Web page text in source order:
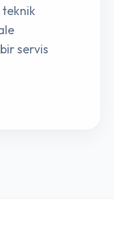
teknik
servis